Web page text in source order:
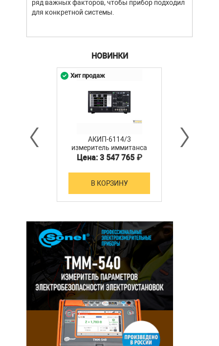
ряд важных факторов, чтобы прибор подходил
для конкретной системы.
НОВИНКИ
АКИП-6114/3
измеритель иммитанса
Цена: 3 547 765 ₽
В КОРЗИНУ
Хит продаж